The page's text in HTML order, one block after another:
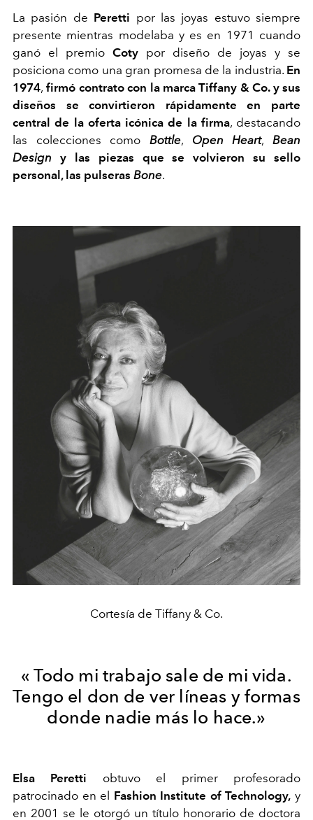
La pasión de Peretti por las joyas estuvo siempre
presente mientras modelaba y es en 1971 cuando
ganó el premio Coty por diseño de joyas y se
posiciona como una gran promesa de la industria. En
1974, firmó contrato con la marca Tiffany & Co. y sus
diseños se convirtieron rápidamente en parte
central de la oferta icónica de la firma, destacando
las colecciones como Bottle, Open Heart,Bean
Design
y las piezas que se volvieron su sello
personal, las pulseras Bone.
Cortesía de Tiffany & Co.
« Todo mi trabajo sale de mi vida.
Tengo el don de ver líneas y formas
donde nadie más lo hace.»
Elsa Peretti obtuvo el primer profesorado
patrocinado en el Fashion Institute of Technology, y
en 2001 se le otorgó un título honorario de doctora